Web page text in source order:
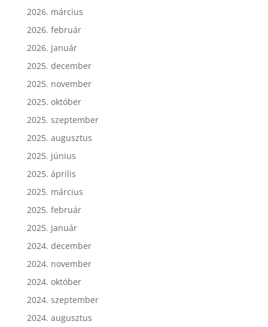
2026. március
2026. február
2026. január
2025. december
2025. november
2025. október
2025. szeptember
2025. augusztus
2025. június
2025. április
2025. március
2025. február
2025. január
2024. december
2024. november
2024. október
2024. szeptember
2024. augusztus